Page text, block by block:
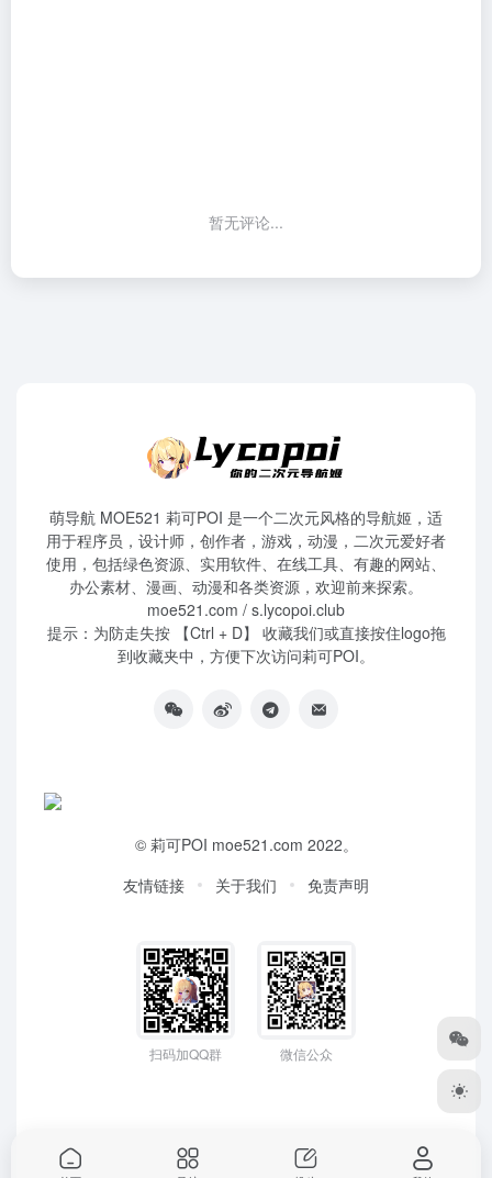
暂无评论...
萌导航 MOE521 莉可POI 是一个二次元风格的导航姬，适
用于程序员，设计师，创作者，游戏，动漫，二次元爱好者
使用，包括绿色资源、实用软件、在线工具、有趣的网站、
办公素材、漫画、动漫和各类资源，欢迎前来探索。
moe521.com / s.lycopoi.club
提示：为防走失按 【Ctrl + D】 收藏我们或直接按住logo拖
到收藏夹中，方便下次访问莉可POI。
© 莉可POI moe521.com 2022。
友情链接
关于我们 免责声明
扫码加QQ群 微信公众